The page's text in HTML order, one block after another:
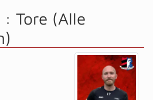
: Tore (Alle